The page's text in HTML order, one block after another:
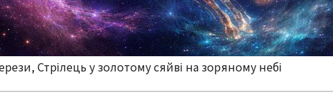
Стрілець у золотому сяйві на зоряному небі